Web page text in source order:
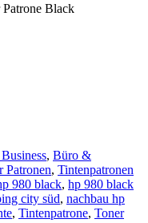
Black
, Büro &
Patronen, Tintenpatronen
980 black, hp 980 black
city süd, nachbau hp
, Tintenpatrone, Toner